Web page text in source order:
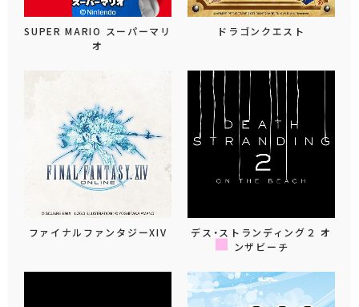
SUPER MARIO スーパーマリ
オ
ドラゴンクエスト
ファイナルファンタジーXIV
デス・ストランディング２ オ
ンザビーチ